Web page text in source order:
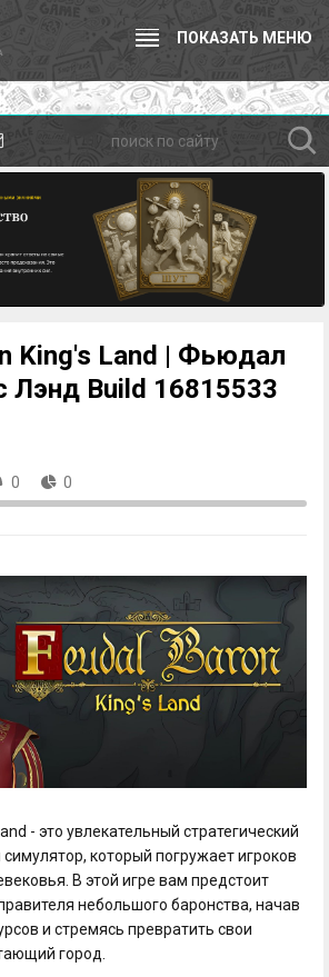
ПОКАЗАТЬ МЕНЮ
King's Land | Фьюдал
Лэнд Build 16815533
0 0
- это увлекательный стратегический
который погружает игроков
В этой игре вам предстоит
небольшого баронства, начав
и стремясь превратить свои
город.